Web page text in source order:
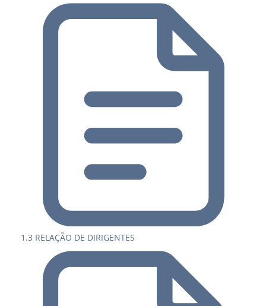
1.3 RELAÇÃO DE DIRIGENTES